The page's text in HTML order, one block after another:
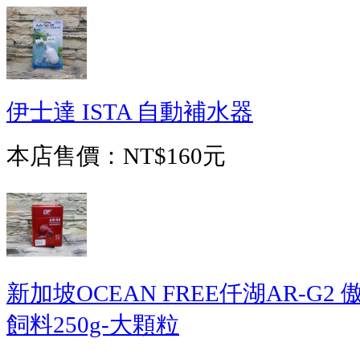
伊士達 ISTA 自動補水器
本店售價： NT$160元
新加坡OCEAN FREE仟湖AR-G2
飼料250g-大顆粒